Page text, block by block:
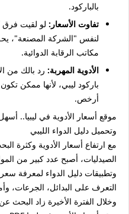
بالباركود.
تفاوت الأسعار: لو لقيت فرق
لنفس "الشركة المصنعة"،
مكاتب الرقابة الدوائية.
الأدوية المهربة: رد بالك من
باركود ليبي، لأنها ممكن
أرخص.
موقع أسعار الأدوية في ليبيا..
وتحميل دليل الدواء الليبي
مع ارتفاع أسعار الأدوية وكثرة
الصيدليات، أصبح عدد كبير من
وتطبيقات دليل الدواء لمعرفة
التعرف على البدائل، الجرعات،
وخلال الفترة الأخيرة زاد البحث